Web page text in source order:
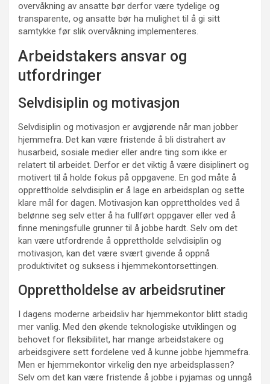
overvåkning av ansatte bør derfor være tydelige og
transparente, og ansatte bør ha mulighet til å gi sitt
samtykke før slik overvåkning implementeres.
Arbeidstakers ansvar og
utfordringer
Selvdisiplin og motivasjon
Selvdisiplin og motivasjon er avgjørende når man jobber
hjemmefra. Det kan være fristende å bli distrahert av
husarbeid, sosiale medier eller andre ting som ikke er
relatert til arbeidet. Derfor er det viktig å være disiplinert og
motivert til å holde fokus på oppgavene. En god måte å
opprettholde selvdisiplin er å lage en arbeidsplan og sette
klare mål for dagen. Motivasjon kan opprettholdes ved å
belønne seg selv etter å ha fullført oppgaver eller ved å
finne meningsfulle grunner til å jobbe hardt. Selv om det
kan være utfordrende å opprettholde selvdisiplin og
motivasjon, kan det være svært givende å oppnå
produktivitet og suksess i hjemmekontorsettingen.
Opprettholdelse av arbeidsrutiner
I dagens moderne arbeidsliv har hjemmekontor blitt stadig
mer vanlig. Med den økende teknologiske utviklingen og
behovet for fleksibilitet, har mange arbeidstakere og
arbeidsgivere sett fordelene ved å kunne jobbe hjemmefra.
Men er hjemmekontor virkelig den nye arbeidsplassen?
Selv om det kan være fristende å jobbe i pyjamas og unngå